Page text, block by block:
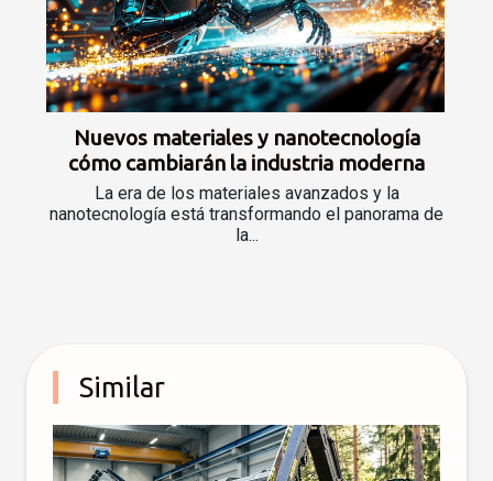
Nuevos materiales y nanotecnología
cómo cambiarán la industria moderna
La era de los materiales avanzados y la
nanotecnología está transformando el panorama de
la...
Similar